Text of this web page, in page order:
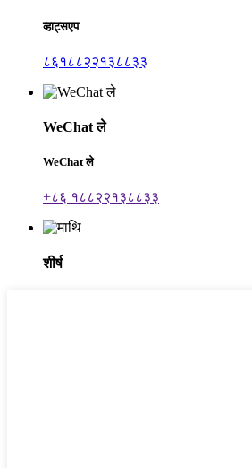
व्हाट्सएप
८६१८८२२१३८८३३
WeChat ले
WeChat ले
+८६ १८८२२१३८८३३
शीर्ष